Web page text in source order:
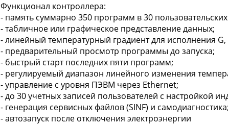
Функционал контроллера:
- память суммарно 350 программ в 30
- табличное или графическое представление данных;
- линейный температурный градиент для исполнения
- предварительный просмотр программы до запуска;
- быстрый старт последних пяти программ;
- регулируемый диапазон линейного изменения
- управление с уровня ПЭВМ через Ethernet;
- до 30 учетных записей пользователей с настройкой
- генерация сервисных файлов (SINF) и самодиагностика;
- автозапуск после отключения электроэнергии